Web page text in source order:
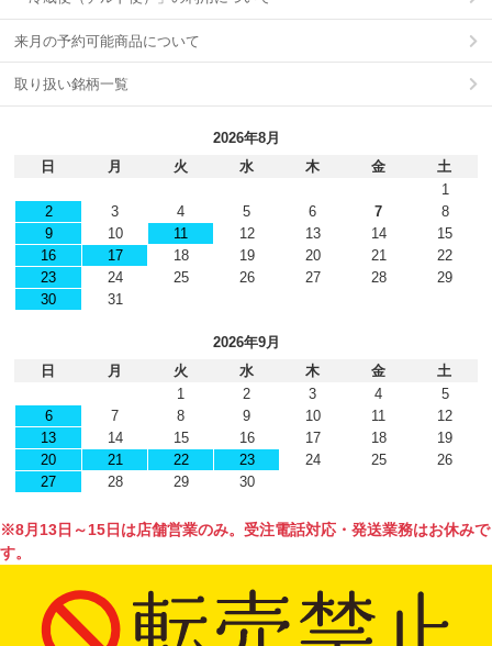
来月の予約可能商品について
取り扱い銘柄一覧
2026年8月
日
月 火 水 木 金
土
1
2
3 4 5 6 7
8
9
10 11 12 13 14
15
16
17 18 19 20 21
22
23
24 25 26 27 28
29
30
31
2026年9月
日
月 火 水 木 金
土
1
2 3 4
5
6
7 8 9 10 11
12
13
14 15 16 17 18
19
20
21 22 23 24 25
26
27
28 29 30
※8月13日～15日は店舗営業のみ。受注電話対応・発送業務はお休みで
す。